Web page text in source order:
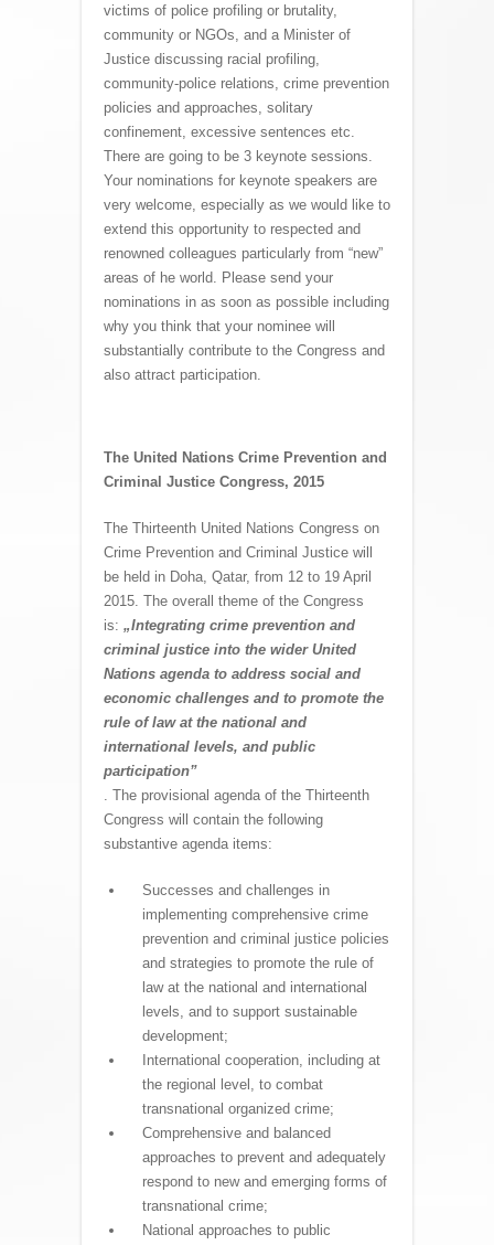
victims of police profiling or brutality,
community or NGOs, and a Minister of
Justice discussing racial profiling,
community-police relations, crime prevention
policies and approaches, solitary
confinement, excessive sentences etc.
There are going to be 3 keynote sessions.
Your nominations for keynote speakers are
very welcome, especially as we would like to
extend this opportunity to respected and
renowned colleagues particularly from “new”
areas of he world. Please send your
nominations in as soon as possible including
why you think that your nominee will
substantially contribute to the Congress and
also attract participation.
The United Nations Crime Prevention and
Criminal Justice Congress, 2015
The Thirteenth United Nations Congress on
Crime Prevention and Criminal Justice will
be held in Doha, Qatar, from 12 to 19 April
2015. The overall theme of the Congress
is: „Integrating crime prevention and
criminal justice into the wider United
Nations agenda to address social and
economic challenges and to promote the
rule of law at the national and
international levels, and public
participation”
. The provisional agenda of the Thirteenth
Congress will contain the following
substantive agenda items:
Successes and challenges in
implementing comprehensive crime
prevention and criminal justice policies
and strategies to promote the rule of
law at the national and international
levels, and to support sustainable
development;
International cooperation, including at
the regional level, to combat
transnational organized crime;
Comprehensive and balanced
approaches to prevent and adequately
respond to new and emerging forms of
transnational crime;
National approaches to public